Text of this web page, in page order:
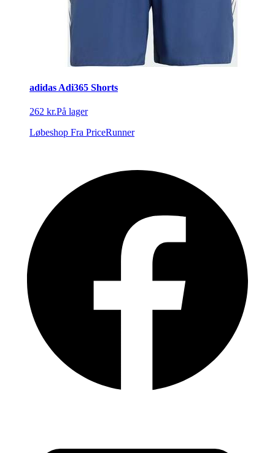
adidas Adi365 Shorts
262 kr.På lager
Løbeshop Fra PriceRunner